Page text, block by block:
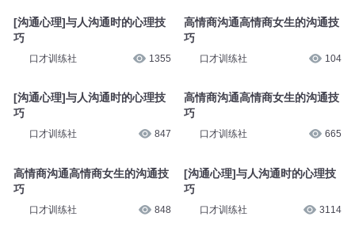
[沟通心理]与人沟通时的心理技
巧
口才训练社 1355
[沟通心理]与人沟通时的心理技
巧
口才训练社 847
高情商沟通高情商女生的沟通技
巧
口才训练社 848
高情商沟通高情商女生的沟通技
巧
口才训练社 104
高情商沟通高情商女生的沟通技
巧
口才训练社 665
[沟通心理]与人沟通时的心理技
巧
口才训练社 3114